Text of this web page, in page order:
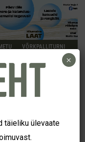
VÕRKPALLITURNI
täieliku ülevaate
×